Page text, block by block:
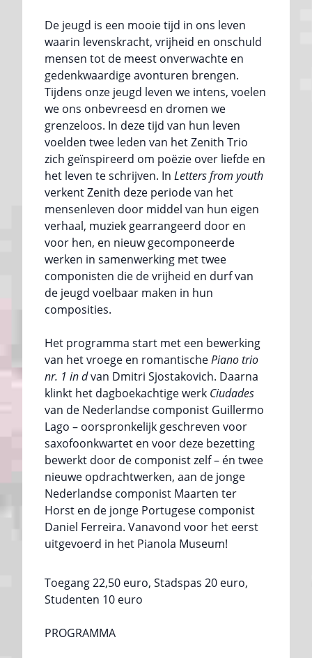
De jeugd is een mooie tijd in ons leven
waarin levenskracht, vrijheid en onschuld
mensen tot de meest onverwachte en
gedenkwaardige avonturen brengen.
Tijdens onze jeugd leven we intens, voelen
we ons onbevreesd en dromen we
grenzeloos. In deze tijd van hun leven
voelden twee leden van het Zenith Trio
zich geïnspireerd om poëzie over liefde en
het leven te schrijven. In Letters from youth
verkent Zenith deze periode van het
mensenleven door middel van hun eigen
verhaal, muziek gearrangeerd door en
voor hen, en nieuw gecomponeerde
werken in samenwerking met twee
componisten die de vrijheid en durf van
de jeugd voelbaar maken in hun
composities.
Het programma start met een bewerking
van het vroege en romantischePiano trio
nr. 1 in dvan Dmitri Sjostakovich. Daarna
klinkt het dagboekachtige werk Ciudades
van de Nederlandse componist Guillermo
Lago – oorspronkelijk geschreven voor
saxofoonkwartet en voor deze bezetting
bewerkt door de componist zelf – én twee
nieuwe opdrachtwerken, aan de jonge
Nederlandse componist Maarten ter
Horst en de jonge Portugese componist
Daniel Ferreira. Vanavond voor het eerst
uitgevoerd in het Pianola Museum!
Toegang 22,50 euro, Stadspas 20 euro,
Studenten 10 euro
PROGRAMMA